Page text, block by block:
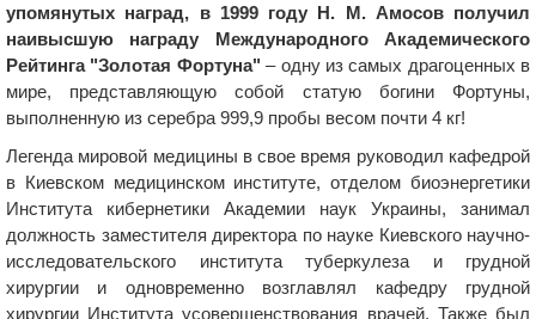
упомянутых наград, в 1999 году Н. М. Амосов получил
наивысшую награду Международного Академического
Рейтинга "Золотая Фортуна" – одну из самых драгоценных в
мире, представляющую собой статую богини Фортуны,
выполненную из серебра 999,9 пробы весом почти 4 кг!
Легенда мировой медицины в свое время руководил кафедрой
в Киевском медицинском институте, отделом биоэнергетики
Института кибернетики Академии наук Украины, занимал
должность заместителя директора по науке Киевского научно-
исследовательского института туберкулеза и грудной
хирургии и одновременно возглавлял кафедру грудной
хирургии Института усовершенствования врачей. Также был